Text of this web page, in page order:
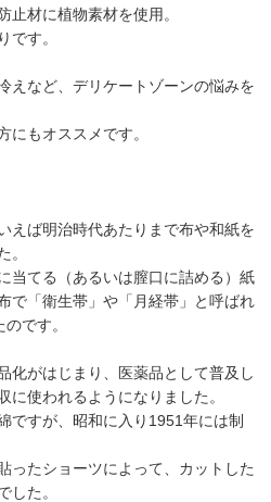
止材に植物素材を使用。
です。
えなど、デリケートゾーンの悩みを
にもオススメです。
えば明治時代あたりまで布や和紙を
。
当てる（あるいは膣口に詰める）紙
で「衛生帯」や「月経帯」と呼ばれ
です。
化がはじまり、医薬品として普及し
に使われるようになりました。
ですが、昭和に入り1951年には制
ったショーツによって、カットした
した。